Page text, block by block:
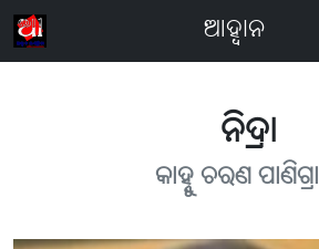
ଆହ୍ବାନ
ନିଦ୍ରା
କାହ୍ନୁ ଚରଣ